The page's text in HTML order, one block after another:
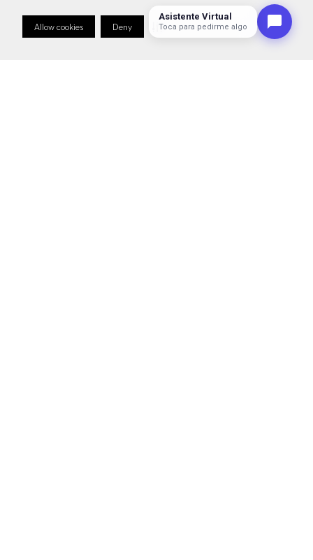
Allow cookies Deny Cookie Preferences
Allow cookies Deny Cookie Preferences
NOVEDADES
Asistente Virtual
Toca para pedirme algo